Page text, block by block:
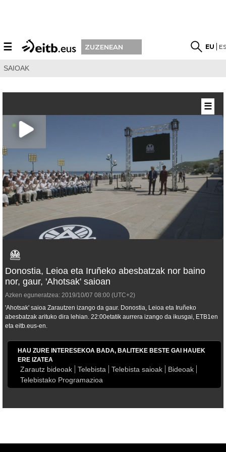
☰ ZUZENEAN EU
SAIOAK
Donostia, Leioa eta Iruñeko abesbatzak nor baino
nor, gaur, 'Ahotsak' saioan
Azken eguneratzea: 2019/10/07 08:00 (UTC+2)
'Ahotsak' saioa Zarautzen izango da gaur. Donostia, Leioa eta Iruñeko
abesbatzak arituko dira lehian. 22:00etatik aurrera izango da ikusgai, ETB1en
eta eitb.eus-en.
HAU ZURE INTERESEKOA BADA, BALITEKE BESTE GAI HAUEK
ERE IZATEA
Zarautz bideoak Telebista Telebista saioak
Bideoak
Telebistako Programazioa
☰